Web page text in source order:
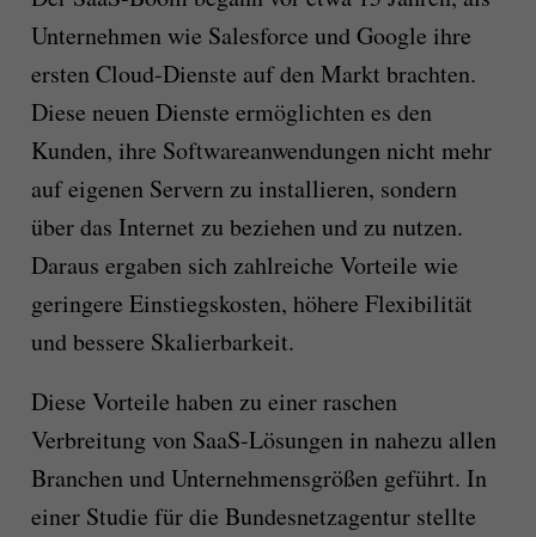
Unternehmen wie Salesforce und Google ihre
ersten Cloud-Dienste auf den Markt brachten.
Diese neuen Dienste ermöglichten es den
Kunden, ihre Softwareanwendungen nicht mehr
auf eigenen Servern zu installieren, sondern
über das Internet zu beziehen und zu nutzen.
Daraus ergaben sich zahlreiche Vorteile wie
geringere Einstiegskosten, höhere Flexibilität
und bessere Skalierbarkeit.
Diese Vorteile haben zu einer raschen
Verbreitung von SaaS-Lösungen in nahezu allen
Branchen und Unternehmensgrößen geführt. In
einer Studie für die Bundesnetzagentur stellte